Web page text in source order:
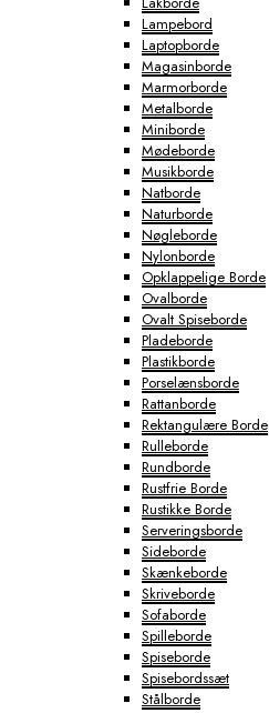
Lampebord
Laptopborde
Magasinborde
Marmorborde
Metalborde
Miniborde
Mødeborde
Musikborde
Natborde
Naturborde
Nøgleborde
Nylonborde
Opklappelige Borde
Ovalborde
Ovalt Spiseborde
Pladeborde
Plastikborde
Porselænsborde
Rattanborde
Rektangulære Borde
Rulleborde
Rundborde
Rustfrie Borde
Rustikke Borde
Serveringsborde
Sideborde
Skænkeborde
Skriveborde
Sofaborde
Spilleborde
Spiseborde
Spisebordssæt
Stålborde